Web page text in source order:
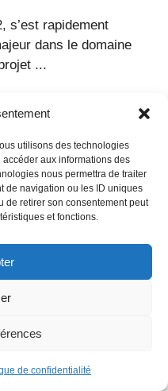
utilisons des technologies
aux informations des
nous permettra de traiter
de navigation ou les ID uniques
de retirer son consentement peut
et fonctions.
de confidentialité
s’est rapidement
dans le domaine
...
de gestion pour